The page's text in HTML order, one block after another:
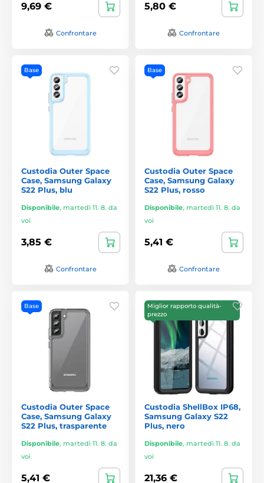
9,69 €
Confrontare
5,80 €
Confrontare
Base
Custodia Outer Space
Case, Samsung Galaxy
S22 Plus, blu
Disponibile, martedì 11. 8. da
voi
3,85 €
Confrontare
Base
Custodia Outer Space
Case, Samsung Galaxy
S22 Plus, rosso
Disponibile, martedì 11. 8. da
voi
5,41 €
Confrontare
Base
Custodia Outer Space
Case, Samsung Galaxy
S22 Plus, trasparente
Disponibile, martedì 11. 8. da
voi
5,41 €
Miglior rapporto qualità-
prezzo
Custodia ShellBox IP68,
Samsung Galaxy S22
Plus, nero
Disponibile, martedì 11. 8. da
voi
21,36 €